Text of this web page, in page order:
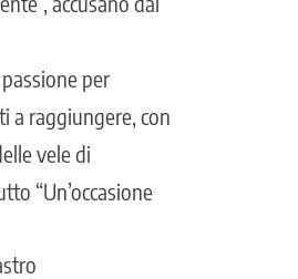
per
a raggiungere, con
vele di
“Un’occasione